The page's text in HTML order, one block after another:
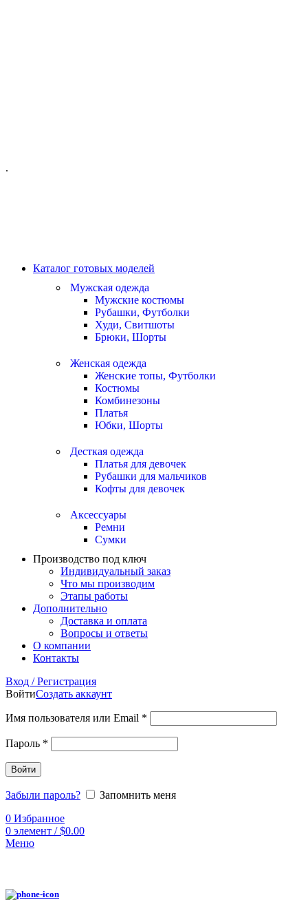
.
Каталог готовых моделей
Мужская одежда
Мужские костюмы
Рубашки, Футболки
Худи, Свитшоты
Брюки, Шорты
Женская одежда
Женские топы, Футболки
Костюмы
Комбинезоны
Платья
Юбки, Шорты
Десткая одежда
Платья для девочек
Рубашки для мальчиков
Кофты для девочек
Аксессуары
Ремни
Сумки
Производство под ключ
Индивидуальный заказ
Что мы производим
Этапы работы
Дополнительно
Доставка и оплата
Вопросы и ответы
О компании
Контакты
Вход / Регистрация
ВойтиСоздать аккаунт
Имя пользователя или Email *
Пароль *
Войти
Забыли пароль?
Запомнить меня
0 Избранное
0 элемент / $0.00
Меню